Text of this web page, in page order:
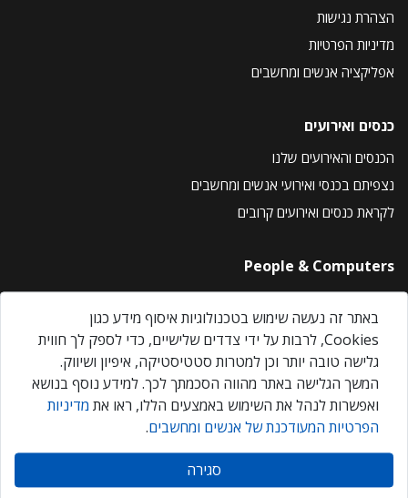
הצהרת נגישות
מדיניות הפרטיות
אפליקציה אנשים ומחשבים
כנסים ואירועים
הכנסים והאירועים שלנו
נצפיתם בכנסי ואירועי אנשים ומחשבים
לקראת כנסים ואירועים קרובים
People & Computers
About Us
Privacy Policy
Contact Us
Our Events
אנשים ומחשבים © 2026 – כל הזכויות שמורות
באתר זה נעשה שימוש בטכנולוגיות איסוף מידע כגון
Cookies, לרבות על ידי צדדים שלישיים, כדי לספק לך חווית
גלישה טובה יותר וכן למטרות סטטיסטיקה, איפיון ושיווק.
המשך הגלישה באתר מהווה הסכמתך לכך. למידע נוסף בנושא
ואפשרות לנהל את השימוש באמצעים הללו, ראו את מדיניות
הפרטיות המעודכנת של אנשים ומחשבים.
סגירה